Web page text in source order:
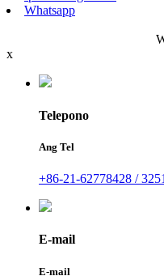
Whatsapp
x
Telepono
Ang Tel
+86-21-62778428 /
E-mail
E-mail